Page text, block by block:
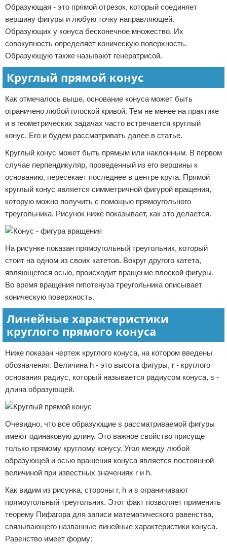
Образующая - это прямой отрезок, который соединяет
вершину фигуры и любую точку направляющей.
Образующих у конуса бесконечное множество. Их
совокупность определяет коническую поверхность.
Образующую также называют генератрисой.
Круглый прямой конус
Как отмечалось выше, основание конуса может быть
ограничено любой плоской кривой. Тем не менее на практике
и в геометрических задачах часто встречается круглый
конус. Его и будем рассматривать далее в статье.
Круглый конус может быть прямым или наклонным. В первом
случае перпендикуляр, проведенный из его вершины к
основанию, пересекает последнее в центре круга. Прямой
круглый конус является симметричной фигурой вращения,
которую можно получить с помощью прямоугольного
треугольника. Рисунок ниже показывает, как это делается.
На рисунке показан прямоугольный треугольник, который
стоит на одном из своих катетов. Вокруг другого катета,
являющегося осью, происходит вращение плоской фигуры.
Во время вращения гипотенуза треугольника описывает
коническую поверхность.
Линейные характеристики
круглого прямого конуса
Ниже показан чертеж круглого конуса, на котором введены
обозначения. Величина h - это высота фигуры, r - круглого
основания радиус, который называется радиусом конуса, s -
длина образующей.
Очевидно, что все образующие s рассматриваемой фигуры
имеют одинаковую длину. Это важное свойство присуще
только прямому круглому конусу. Угол между любой
образующей и осью вращения конуса является постоянной
величиной при известных значениях r и h.
Как видим из рисунка, стороны r, h и s ограничивают
прямоугольный треугольник. Этот факт позволяет применить
теорему Пифагора для записи математического равенства,
связывающего названные линейные характеристики конуса.
Равенство имеет форму: